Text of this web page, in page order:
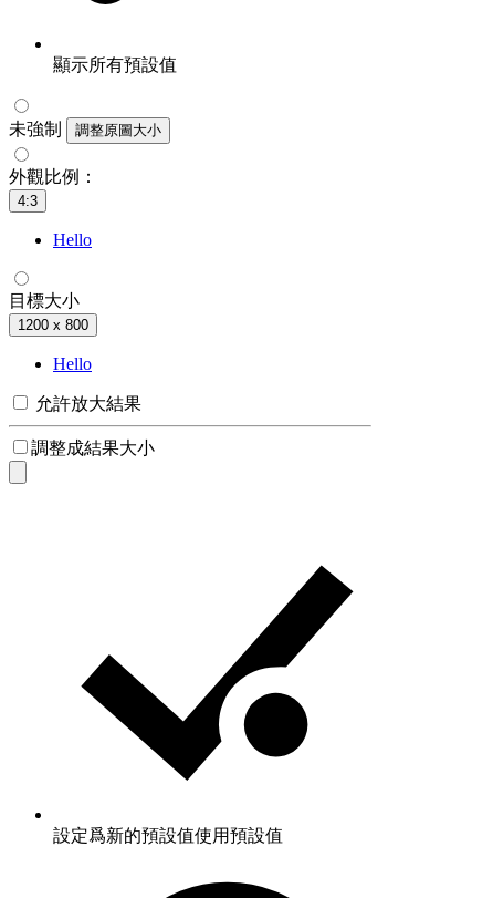
顯示所有預設值
未強制 調整原圖大小
外觀比例：
4:3
Hello
目標大小
1200 x 800
Hello
允許放大結果
調整成結果大小
設定爲新的預設值使用預設值